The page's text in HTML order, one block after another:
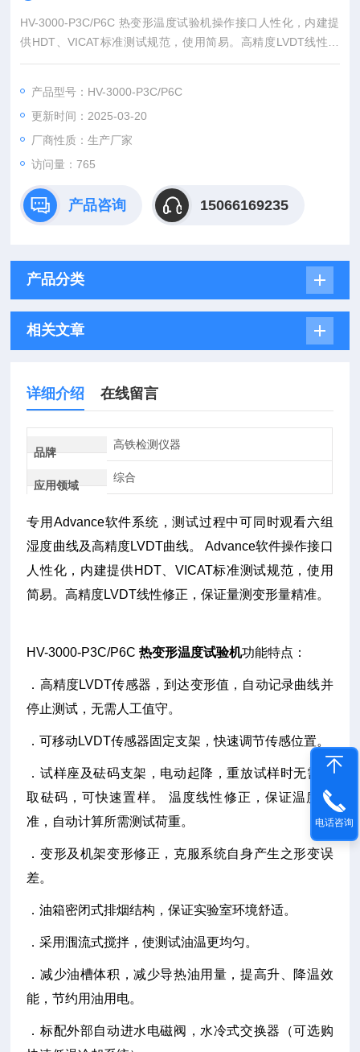
HV-3000-P3C/P6C 热变形温度试验机操作接口人性化，内建提
供HDT、VICAT标准测试规范，使用简易。高精度LVDT线性修
正，保证量测变形量精准。
产品型号：HV-3000-P3C/P6C
更新时间：2025-03-20
厂商性质：生产厂家
访问量：765
产品咨询 15066169235
产品分类
相关文章
详细介绍 在线留言
品牌
高铁检测仪器
应用领域
综合
专用Advance软件系统，测试过程中可同时观看六组
湿度曲线及高精度LVDT曲线。 Advance软件操作接口
人性化，内建提供HDT、VICAT标准测试规范，使用
简易。高精度LVDT线性修正，保证量测变形量精准。
HV-3000-P3C/P6C热变形温度试验机功能特点：
．高精度LVDT传感器，到达变形值，自动记录曲线并
停止测试，无需人工值守。
．可移动LVDT传感器固定支架，快速调节传感位置。
．试样座及砝码支架，电动起降，重放试样时无需挪
取砝码，可快速置样。 温度线性修正，保证温度精
准，自动计算所需测试荷重。
．变形及机架变形修正，克服系统自身产生之形变误
差。
．油箱密闭式排烟结构，保证实验室环境舒适。
．采用涠流式搅拌，使测试油温更均匀。
．减少油槽体积，减少导热油用量，提高升、降温效
能，节约用油用电。
．标配外部自动进水电磁阀，水冷式交换器（可选购
电话咨询